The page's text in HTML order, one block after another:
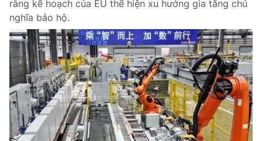
rằng kế hoạch của EU thể hiện xu hướng gia tăng chủ
nghĩa bảo hộ.